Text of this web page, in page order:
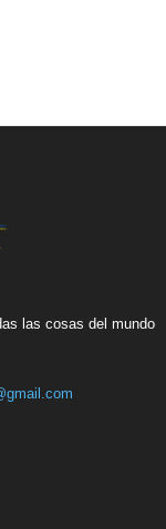
las cosas del mundo